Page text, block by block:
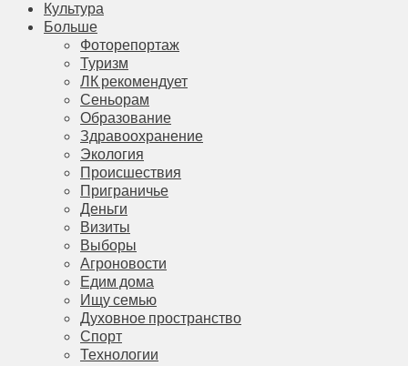
Культура
Больше
Фоторепортаж
Туризм
ЛК рекомендует
Сеньорам
Образование
Здравоохранение
Экология
Происшествия
Приграничье
Деньги
Визиты
Выборы
Агроновости
Едим дома
Ищу семью
Духовное пространство
Спорт
Технологии